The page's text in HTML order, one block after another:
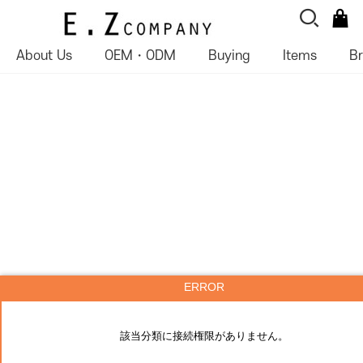
About Us OEM・ODM Buying Items
ERROR
該当分類に接続権限がありません。